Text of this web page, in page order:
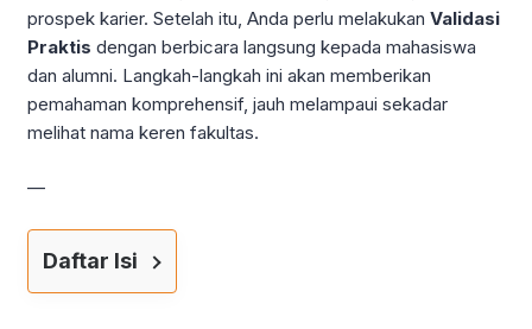
prospek karier. Setelah itu, Anda perlu melakukan Validasi
Praktis dengan berbicara langsung kepada mahasiswa
dan alumni. Langkah-langkah ini akan memberikan
pemahaman komprehensif, jauh melampaui sekadar
melihat nama keren fakultas.
—
Daftar Isi